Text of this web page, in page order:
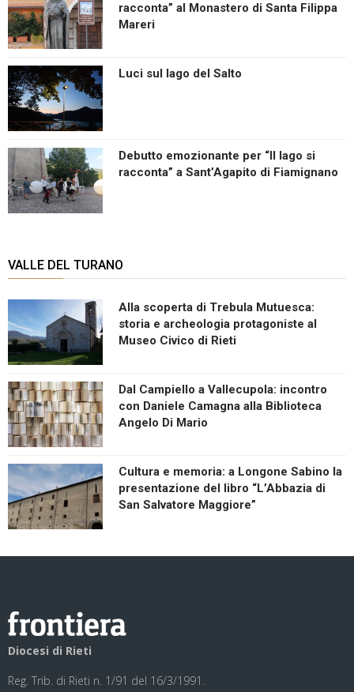
racconta” al Monastero di Santa Filippa
Mareri
Luci sul lago del Salto
Debutto emozionante per “Il lago si
racconta” a Sant’Agapito di Fiamignano
VALLE DEL TURANO
Alla scoperta di Trebula Mutuesca:
storia e archeologia protagoniste al
Museo Civico di Rieti
Dal Campiello a Vallecupola: incontro
con Daniele Camagna alla Biblioteca
Angelo Di Mario
Cultura e memoria: a Longone Sabino la
presentazione del libro “L’Abbazia di
San Salvatore Maggiore”
Diocesi di Rieti
Reg. Trib. di Rieti n. 1/91 del 16/3/1991.